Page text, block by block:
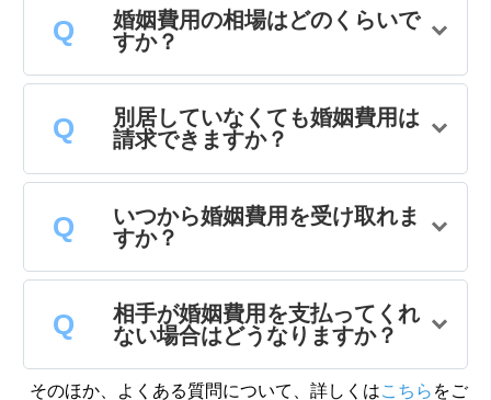
婚姻費用の相場はどのくらいで
すか？
別居していなくても婚姻費用は
請求できますか？
いつから婚姻費用を受け取れま
すか？
相手が婚姻費用を支払ってくれ
ない場合はどうなりますか？
そのほか、よくある質問について、詳しくはこちら をご